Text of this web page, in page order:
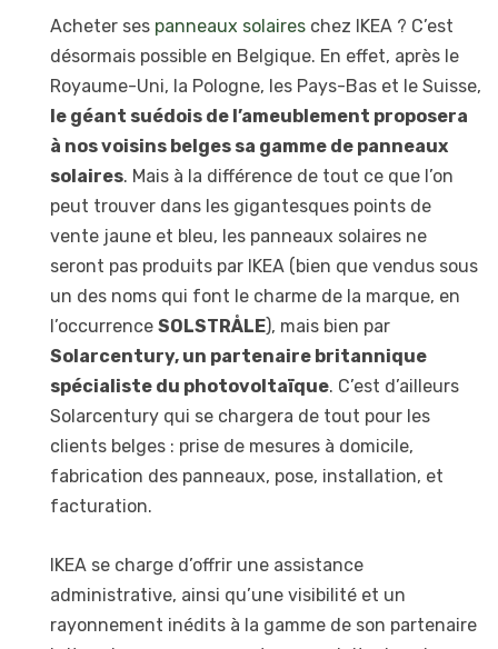
Acheter ses panneaux solaires chez IKEA ? C’est
désormais possible en Belgique. En effet, après le
Royaume-Uni, la Pologne, les Pays-Bas et le Suisse,
le géant suédois de l’ameublement proposera
à nos voisins belges sa gamme de panneaux
solaires. Mais à la différence de tout ce que l’on
peut trouver dans les gigantesques points de
vente jaune et bleu, les panneaux solaires ne
seront pas produits par IKEA (bien que vendus sous
un des noms qui font le charme de la marque, en
l’occurrence SOLSTRÅLE), mais bien par
Solarcentury, un partenaire britannique
spécialiste du photovoltaïque. C’est d’ailleurs
Solarcentury qui se chargera de tout pour les
clients belges : prise de mesures à domicile,
fabrication des panneaux, pose, installation, et
facturation.
IKEA se charge d’offrir une assistance
administrative, ainsi qu’une visibilité et un
rayonnement inédits à la gamme de son partenaire